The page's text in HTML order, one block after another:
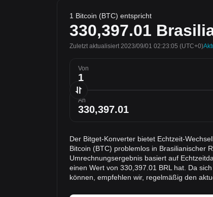
1 Bitcoin (BTC) entspricht
330,397.01
Zuletzt aktualisiert 2023/09/01 02:23:05 (UTC+0)
Von
An
Der Bitget-Konverter bietet Echtzeit-
Bitcoin (BTC) problemlos in Brasilianischer
Umrechnungsergebnis basiert auf
einen Wert von 330,397.01 BRL hat. Da
können, empfehlen wir, regelmäßig den